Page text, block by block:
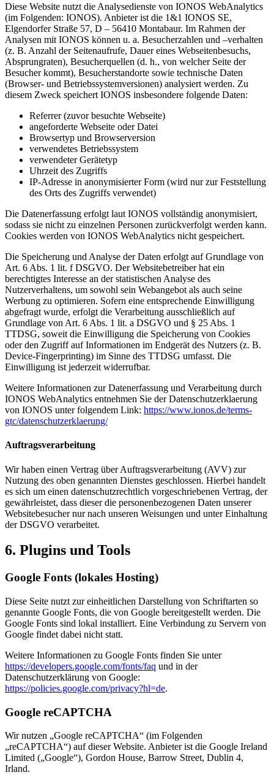
Diese Website nutzt die Analysedienste von IONOS WebAnalytics
(im Folgenden: IONOS). Anbieter ist die 1&1 IONOS SE,
Elgendorfer Straße 57, D – 56410 Montabaur. Im Rahmen der
Analysen mit IONOS können u. a. Besucherzahlen und –verhalten
(z. B. Anzahl der Seitenaufrufe, Dauer eines Webseitenbesuchs,
Absprungraten), Besucherquellen (d. h., von welcher Seite der
Besucher kommt), Besucherstandorte sowie technische Daten
(Browser- und Betriebssystemversionen) analysiert werden. Zu
diesem Zweck speichert IONOS insbesondere folgende Daten:
Referrer (zuvor besuchte Webseite)
angeforderte Webseite oder Datei
Browsertyp und Browserversion
verwendetes Betriebssystem
verwendeter Gerätetyp
Uhrzeit des Zugriffs
IP-Adresse in anonymisierter Form (wird nur zur Feststellung
des Orts des Zugriffs verwendet)
Die Datenerfassung erfolgt laut IONOS vollständig anonymisiert,
sodass sie nicht zu einzelnen Personen zurückverfolgt werden kann.
Cookies werden von IONOS WebAnalytics nicht gespeichert.
Die Speicherung und Analyse der Daten erfolgt auf Grundlage von
Art. 6 Abs. 1 lit. f DSGVO. Der Websitebetreiber hat ein
berechtigtes Interesse an der statistischen Analyse des
Nutzerverhaltens, um sowohl sein Webangebot als auch seine
Werbung zu optimieren. Sofern eine entsprechende Einwilligung
abgefragt wurde, erfolgt die Verarbeitung ausschließlich auf
Grundlage von Art. 6 Abs. 1 lit. a DSGVO und § 25 Abs. 1
TTDSG, soweit die Einwilligung die Speicherung von Cookies
oder den Zugriff auf Informationen im Endgerät des Nutzers (z. B.
Device-Fingerprinting) im Sinne des TTDSG umfasst. Die
Einwilligung ist jederzeit widerrufbar.
Weitere Informationen zur Datenerfassung und Verarbeitung durch
IONOS WebAnalytics entnehmen Sie der Datenschutzerklaerung
von IONOS unter folgendem Link: https://www.ionos.de/terms-
gtc/datenschutzerklaerung/
Auftragsverarbeitung
Wir haben einen Vertrag über Auftragsverarbeitung (AVV) zur
Nutzung des oben genannten Dienstes geschlossen. Hierbei handelt
es sich um einen datenschutzrechtlich vorgeschriebenen Vertrag, der
gewährleistet, dass dieser die personenbezogenen Daten unserer
Websitebesucher nur nach unseren Weisungen und unter Einhaltung
der DSGVO verarbeitet.
6. Plugins und Tools
Google Fonts (lokales Hosting)
Diese Seite nutzt zur einheitlichen Darstellung von Schriftarten so
genannte Google Fonts, die von Google bereitgestellt werden. Die
Google Fonts sind lokal installiert. Eine Verbindung zu Servern von
Google findet dabei nicht statt.
Weitere Informationen zu Google Fonts finden Sie unter
https://developers.google.com/fonts/faq und in der
Datenschutzerklärung von Google:
https://policies.google.com/privacy?hl=de.
Google reCAPTCHA
Wir nutzen „Google reCAPTCHA“ (im Folgenden
„reCAPTCHA“) auf dieser Website. Anbieter ist die Google Ireland
Limited („Google“), Gordon House, Barrow Street, Dublin 4,
Irland.